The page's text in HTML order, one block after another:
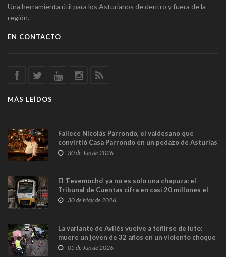
Una herramienta útil para los Asturianos de dentro y fuera de la
región.
EN CONTACTO
MÁS LEÍDOS
Fallece Nicolás Parrondo, el valdesano que
convirtió Casa Parrondo en un pedazo de Asturias
en Madrid
30 de Jun de 2026
El ‘Fevemocho’ ya no es solo una chapuza: el
Tribunal de Cuentas cifra en casi 20 millones el
sobrecoste de los trenes que no cabían por los
30 de May de 2026
La variante de Avilés vuelve a teñirse de luto:
muere un joven de 32 años en un violento choque
frontal
05 de Jun de 2026